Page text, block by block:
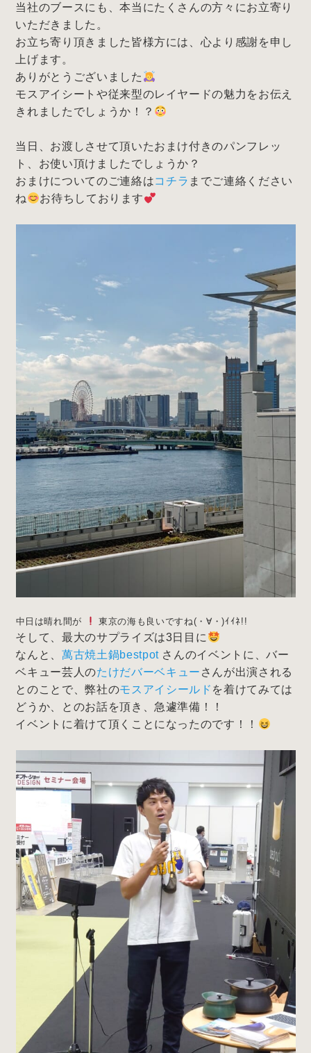
当社のブースにも、本当にたくさんの方々にお立寄り
いただきました。
お立ち寄り頂きました皆様方には、心より感謝を申し
上げます。
ありがとうございました
モスアイシートや従来型のレイヤードの魅力をお伝え
きれましたでしょうか！？
当日、お渡しさせて頂いたおまけ付きのパンフレッ
ト、お使い頂けましたでしょうか？
おまけについてのご連絡はコチラ までご連絡ください
ね
お待ちしております
中日は晴れ間が 東京の海も良いですね(・∀・)ｲｲﾈ!!
そして、最大のサプライズは3日目に
なんと、 萬古焼土鍋bestpotさんのイベントに、バー
ベキュー芸人のたけだバーベキュー さんが出演される
とのことで、弊社のモスアイシールド を着けてみては
どうか、とのお話を頂き、急遽準備！！
イベントに着けて頂くことになったのです！！